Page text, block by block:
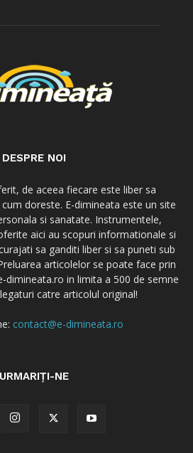
DESPRE NOI
de aceea fiecare este liber sa
doreste. E-dimineata este un site
si sanatate. Instrumentele,
aici au scopuri informationale si
sa ganditi liber si sa puneti sub
articolelor se poate face prin
dimineata.ro in limita a 500 de semne
catre articolul original!
contact@e-dimineata.ro
URMARIȚI-NE